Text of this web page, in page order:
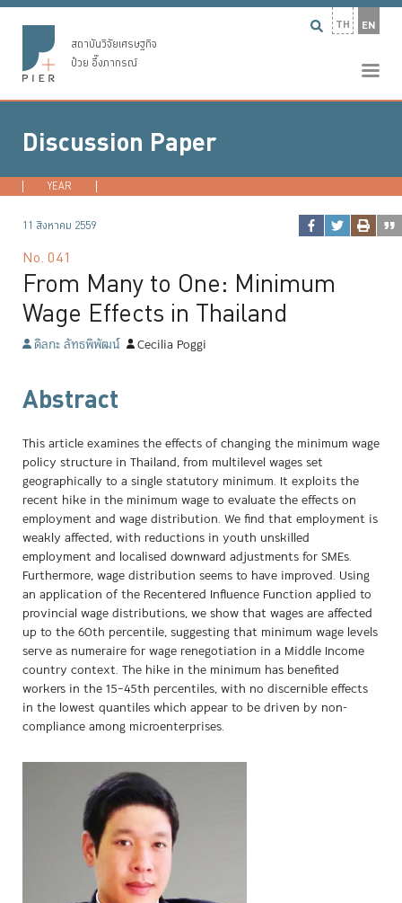
TH EN
สถาบันวิจัยเศรษฐกิจ
ป๋วย อึ๊งภากรณ์
Discussion Paper
YEAR
11 สิงหาคม 2559
No. 041
From Many to One: Minimum
Wage Effects in Thailand
ดิลกะ ลัทธพิพัฒน์ Cecilia Poggi
Abstract
This article examines the effects of changing the minimum wage
policy structure in Thailand, from multilevel wages set
geographically to a single statutory minimum. It exploits the
recent hike in the minimum wage to evaluate the effects on
employment and wage distribution. We find that employment is
weakly affected, with reductions in youth unskilled
employment and localised downward adjustments for SMEs.
Furthermore, wage distribution seems to have improved. Using
an application of the Recentered Influence Function applied to
provincial wage distributions, we show that wages are affected
up to the 60th percentile, suggesting that minimum wage levels
serve as numeraire for wage renegotiation in a Middle Income
country context. The hike in the minimum has benefited
workers in the 15–45th percentiles, with no discernible effects
in the lowest quantiles which appear to be driven by non-
compliance among microenterprises.